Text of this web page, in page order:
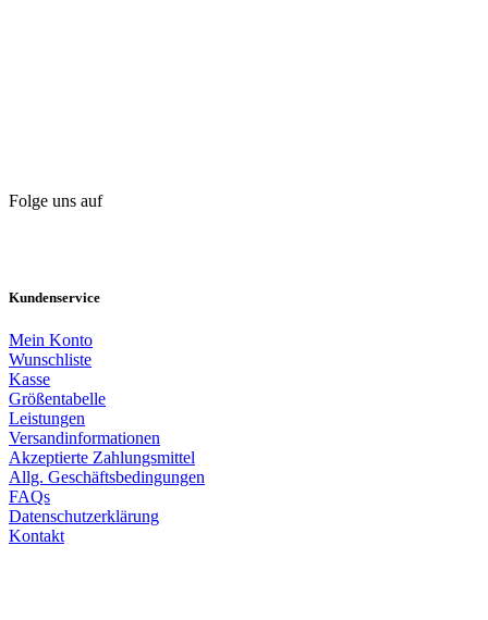
Folge uns auf
Kundenservice
Mein Konto
Wunschliste
Kasse
Größentabelle
Leistungen
Versandinformationen
Akzeptierte Zahlungsmittel
Allg. Geschäftsbedingungen
FAQs
Datenschutzerklärung
Kontakt